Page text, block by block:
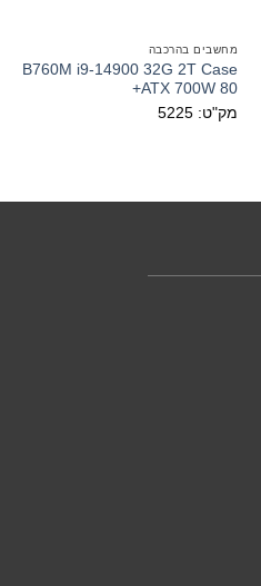
מחשבים בהרכבה
B760M i9-14900 32G 2T Case
ATX 700W 80+
מק"ט: 5225